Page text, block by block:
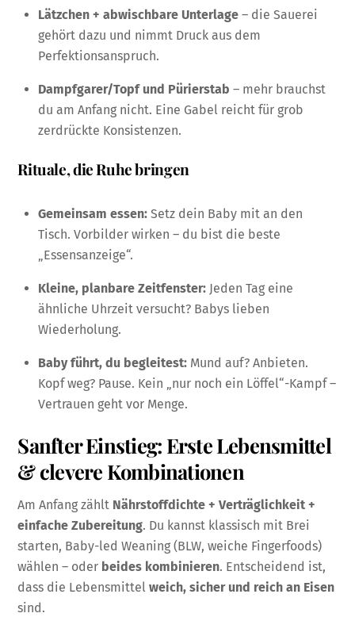
Lätzchen + abwischbare Unterlage – die Sauerei
gehört dazu und nimmt Druck aus dem
Perfektionsanspruch.
Dampfgarer/Topf und Pürierstab – mehr brauchst
du am Anfang nicht. Eine Gabel reicht für grob
zerdrückte Konsistenzen.
Rituale, die Ruhe bringen
Gemeinsam essen: Setz dein Baby mit an den
Tisch. Vorbilder wirken – du bist die beste
„Essensanzeige“.
Kleine, planbare Zeitfenster: Jeden Tag eine
ähnliche Uhrzeit versucht? Babys lieben
Wiederholung.
Baby führt, du begleitest: Mund auf? Anbieten.
Kopf weg? Pause. Kein „nur noch ein Löffel“-Kampf –
Vertrauen geht vor Menge.
Sanfter Einstieg: Erste Lebensmittel
& clevere Kombinationen
Am Anfang zählt Nährstoffdichte + Verträglichkeit +
einfache Zubereitung. Du kannst klassisch mit Brei
starten, Baby-led Weaning (BLW, weiche Fingerfoods)
wählen – oder beides kombinieren. Entscheidend ist,
dass die Lebensmittelweich, sicher und reich an Eisen
sind.